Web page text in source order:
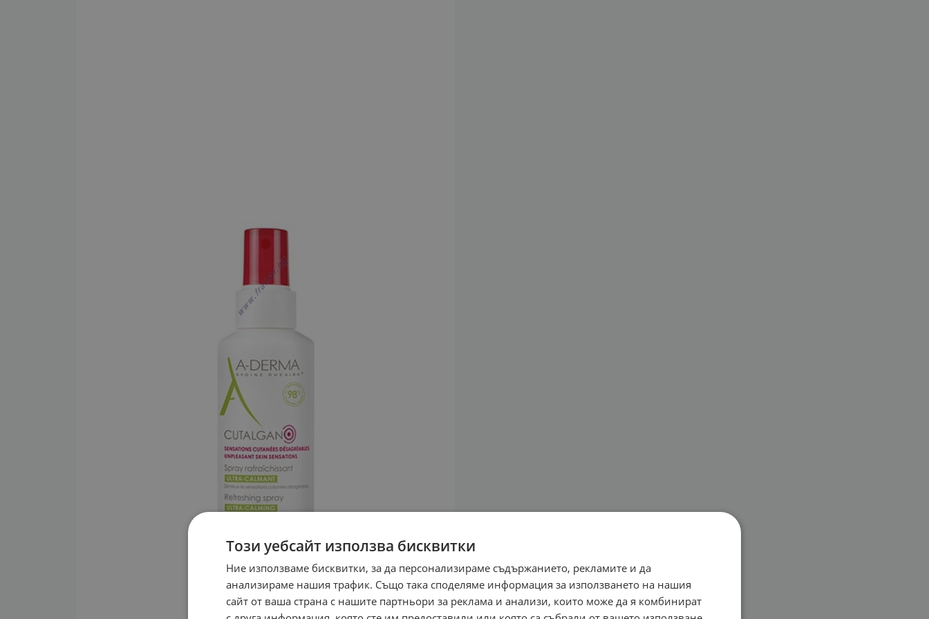
Този уебсайт използва бисквитки
Ние използваме бисквитки, за да персонализираме съдържанието, рекламите и да
анализираме нашия трафик. Също така споделяме информация за използването на нашия
сайт от ваша страна с нашите партньори за реклама и анализи, които може да я комбинират